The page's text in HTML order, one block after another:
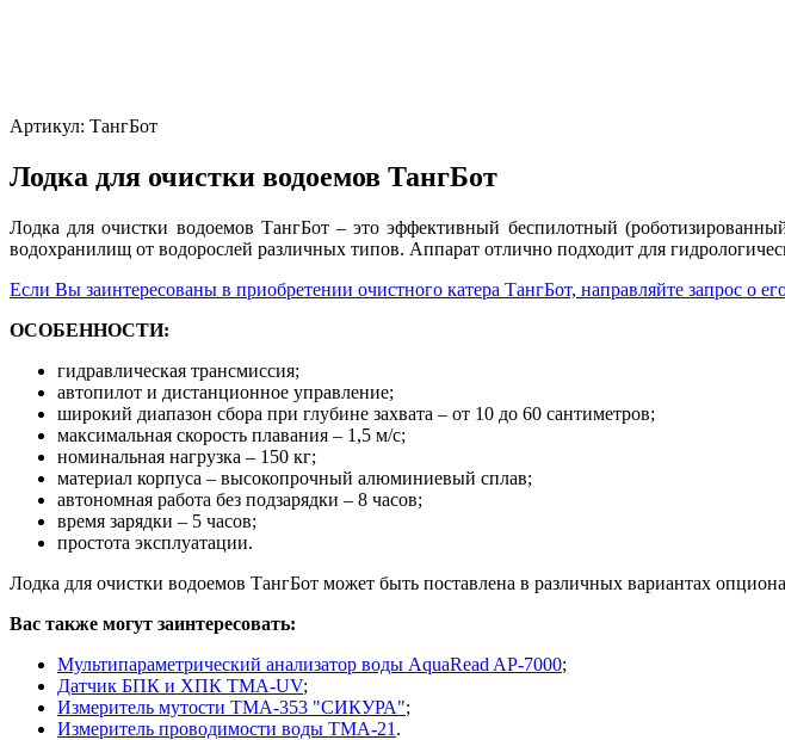
Артикул: ТангБот
Лодка для очистки водоемов ТангБот
Лодка для очистки водоемов ТангБот – это эффективный беспилотный
водохранилищ от водорослей различных типов. Аппарат отлично подходит для
Если Вы заинтересованы в приобретении очистного катера ТангБот, направляйте запрос о
ОСОБЕННОСТИ:
гидравлическая трансмиссия;
автопилот и дистанционное управление;
широкий диапазон сбора при глубине захвата – от 10 до 60 сантиметров;
максимальная скорость плавания – 1,5 м/с;
номинальная нагрузка – 150 кг;
материал корпуса – высокопрочный алюминиевый сплав;
автономная работа без подзарядки – 8 часов;
время зарядки – 5 часов;
простота эксплуатации.
Лодка для очистки водоемов ТангБот может быть поставлена в различных вариантах
Вас также могут заинтересовать:
Мультипараметрический анализатор воды AquaRead AP-7000;
Датчик БПК и ХПК ТМА-UV;
Измеритель мутости ТМА-353 "СИКУРА";
Измеритель проводимости воды ТМА-21 .